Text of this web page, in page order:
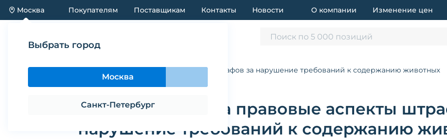
Москва
Выбрать город
Москва
Санкт-Петербург
Покупателям Поставщикам Контакты Новости О компании Изменение цен
Поиск по 5 000 позиций
Новости Юрист объяснила правовые аспекты штрафов за нарушение требований к содержанию животных
Юрист объяснила правовые аспекты
нарушение требований к содержанию